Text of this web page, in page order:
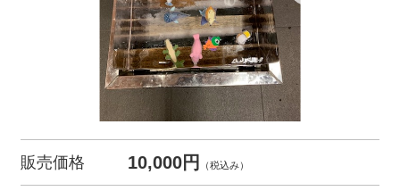
販売価格 10,000円 （税込み）